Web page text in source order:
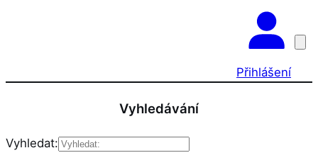
Přihlášení
Vyhledávání
Vyhledat: